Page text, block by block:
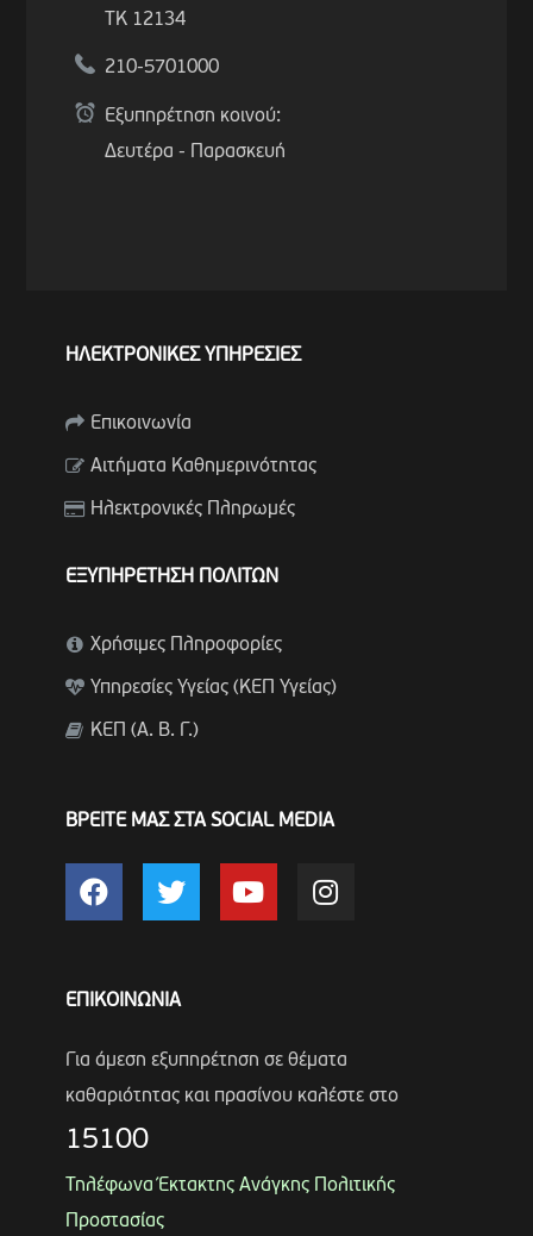
ΤΚ 12134
210-5701000
Εξυπηρέτηση κοινού:
Δευτέρα - Παρασκευή
ΗΛΕΚΤΡΟΝΙΚΕΣ ΥΠΗΡΕΣΙΕΣ
Επικοινωνία
Αιτήματα Καθημερινότητας
Ηλεκτρονικές Πληρωμές
ΕΞΥΠΗΡΕΤΗΣΗ ΠΟΛΙΤΩΝ
Χρήσιμες Πληροφορίες
Υπηρεσίες Υγείας (ΚΕΠ Υγείας)
ΚΕΠ (Α. Β. Γ.)
ΒΡΕΙΤΕ ΜΑΣ ΣΤΑ SOCIAL MEDIA
ΕΠΙΚΟΙΝΩΝΙΑ
Για άμεση εξυπηρέτηση σε θέματα
καθαριότητας και πρασίνου καλέστε στο
15100
Τηλέφωνα Έκτακτης Ανάγκης Πολιτικής
Προστασίας